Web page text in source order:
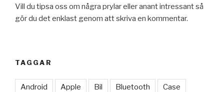
Vill du tipsa oss om några prylar eller anant intressant så
gör du det enklast genom att skriva en kommentar.
TAGGAR
Android Apple Bil Bluetooth Case